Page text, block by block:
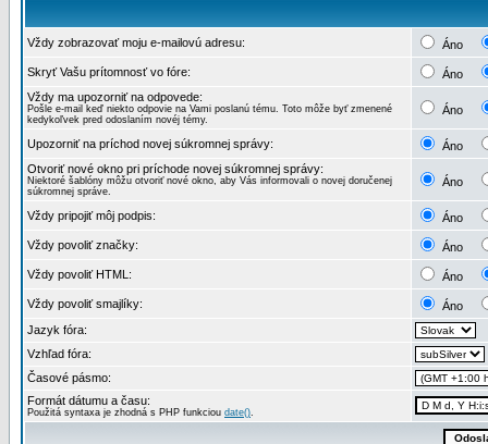
Vždy zobrazovať moju e-mailovú adresu: Áno
Skryť Vašu prítomnosť vo fóre:
Áno
Vždy ma upozorniť na odpovede:
Pošle e-mail keď niekto odpovie na Vami poslanú tému. Toto môže byť zmenené
kedykoľvek pred odoslaním novéj témy.
Áno
Upozorniť na príchod novej súkromnej správy:
Áno
Otvoriť nové okno pri príchode novej súkromnej správy:
Niektoré šablóny môžu otvoriť nové okno, aby Vás informovali o novej doručenej
súkromnej správe.
Áno
Vždy pripojiť môj podpis: Áno
Vždy povoliť značky: Áno
Vždy povoliť HTML: Áno
Vždy povoliť smajlíky:
Áno
Jazyk fóra:
Vzhľad fóra:
Časové pásmo:
Formát dátumu a času:
Použitá syntaxa je zhodná s PHP funkciou date().